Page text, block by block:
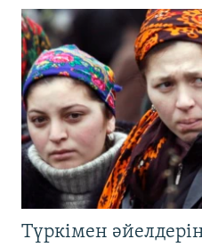
Түркімен